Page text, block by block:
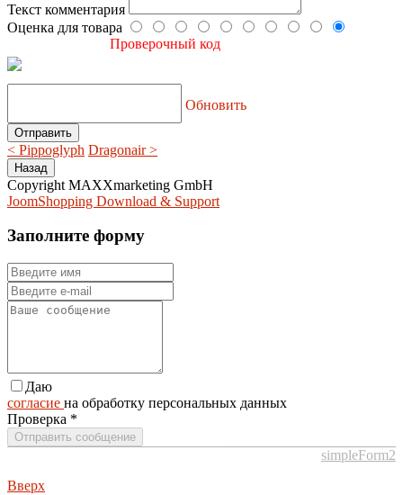
Текст комментария
Оценка для товара
Проверочный код
Обновить
< Pippoglyph Dragonair >
Copyright MAXXmarketing GmbH
JoomShopping Download & Support
Заполните форму
Даю
согласие на обработку персональных данных
Проверка *
Отправить сообщение
simpleForm2
Вверх